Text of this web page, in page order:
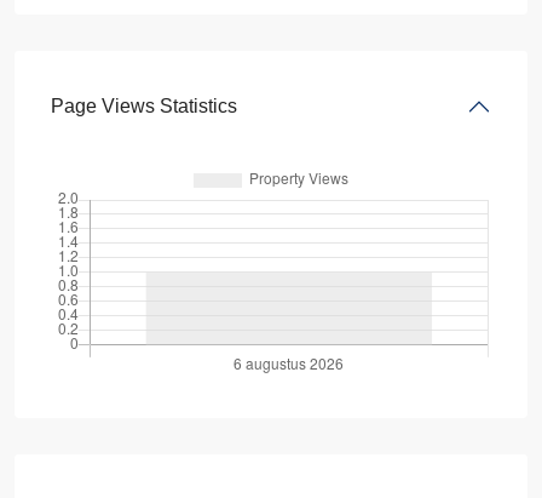
Page Views Statistics